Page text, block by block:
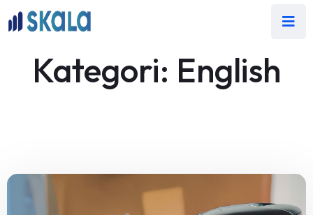
Kategori: English